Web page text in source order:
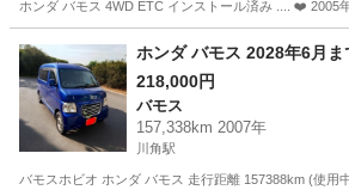
ホンダ バモス 4WD ETC インストール済み .... ❤️
埼玉 三郷市 八潮駅 車両
ホンダ バモス 2028年6月ま
218,000円
バモス
157,338km 2007年
川角駅
バモスホビオ ホンダ バモス 走行距離 157388km (使